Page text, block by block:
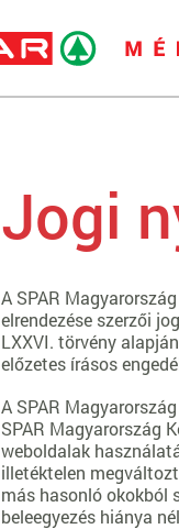
Jogi
A SPAR
elrendezése szerzői
LXXVI. törvény
előzetes írásos
A SPAR
SPAR Magyarország
weboldalak
illetéktelen
más hasonló okokból
beleegyezés hiánya